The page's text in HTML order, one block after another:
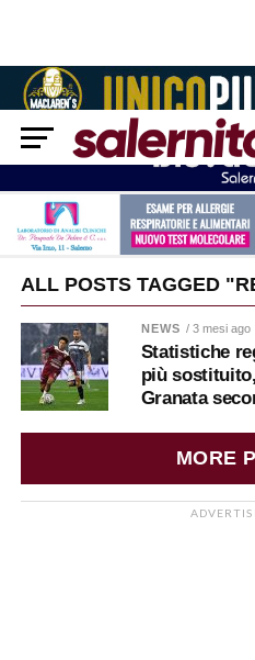
ALL POSTS TAGGED
NEWS / 3 mesi ago
Statistiche
più
Granata
MORE